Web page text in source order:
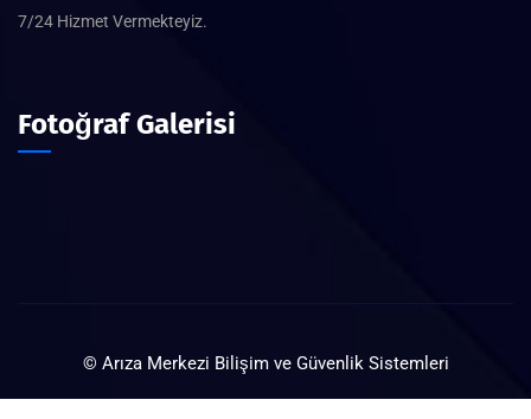
7/24 Hizmet Vermekteyiz.
Fotoğraf Galerisi
© Arıza Merkezi Bilişim ve Güvenlik Sistemleri